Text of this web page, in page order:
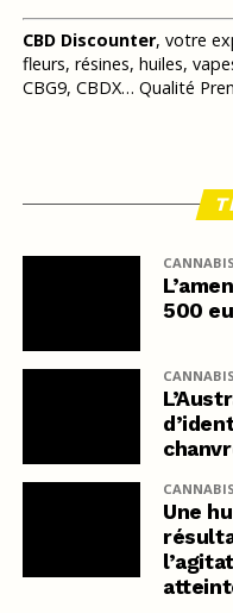
CBD Discounter, votre
fleurs, résines, huiles,
CBG9, CBDX… Qualité
500
Une